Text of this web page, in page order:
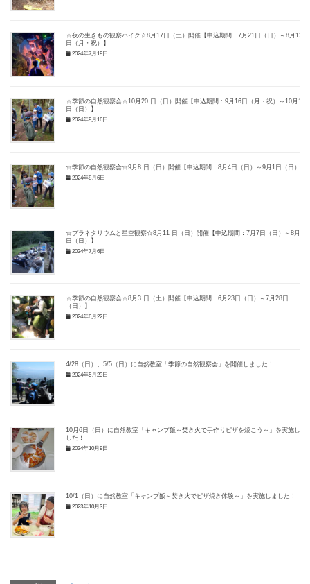
☆夜の生きもの観察ハイク☆8月17日（土）開催【申込期間：7月21日（日）～8月12
日（月・祝）】
2024年7月19日
☆季節の自然観察会☆10月20 日（日）開催【申込期間：9月16日（月・祝）～10月14
日（日）】
2024年9月16日
☆季節の自然観察会☆9月8 日（日）開催【申込期間：8月4日（日）～9月1日（日）】
2024年8月6日
☆プラネタリウムと星空観察☆8月11 日（日）開催【申込期間：7月7日（日）～8月4
日（日）】
2024年7月6日
☆季節の自然観察会☆8月3 日（土）開催【申込期間：6月23日（日）～7月28日
（日）】
2024年6月22日
4/28（日）、5/5（日）に自然教室「季節の自然観察会」を開催しました！
2024年5月23日
10月6日（日）に自然教室「キャンプ飯～焚き火で手作りピザを焼こう～」を実施しま
した！
2024年10月9日
10/1（日）に自然教室「キャンプ飯～焚き火でピザ焼き体験～」を実施しました！
2023年10月3日